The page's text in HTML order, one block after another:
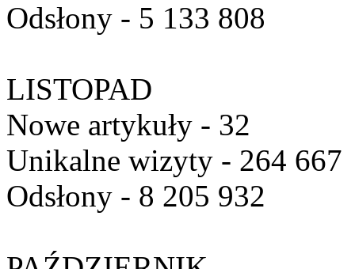
Odsłony - 5 133 808
LISTOPAD
Nowe artykuły - 32
Unikalne wizyty - 264 667
Odsłony - 8 205 932